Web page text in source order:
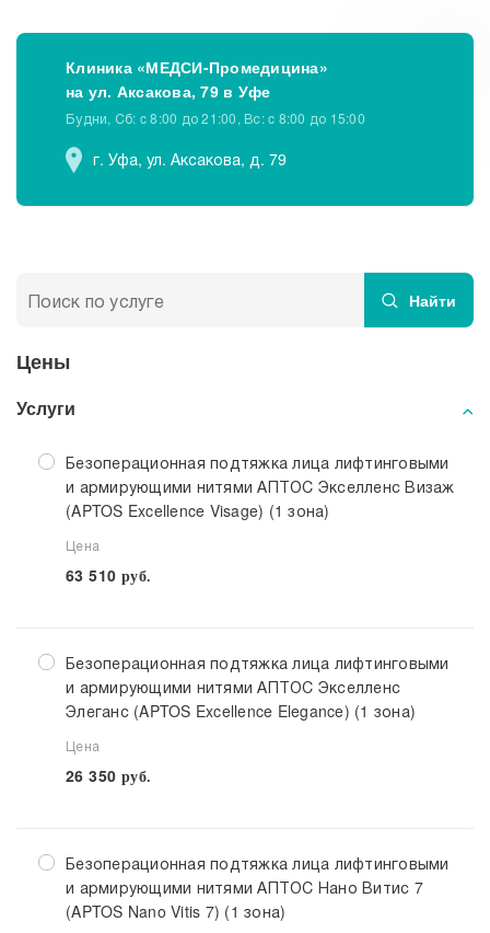
Найти
Цены
Услуги
Безоперационная подтяжка лица лифтинговыми
и армирующими нитями АПТОС Экселленс Визаж
(APTOS Excellence Visage) (1 зона)
Цена
63 510 руб.
Безоперационная подтяжка лица лифтинговыми
и армирующими нитями АПТОС Экселленс
Элеганс (APTOS Excellence Elegance) (1 зона)
Цена
26 350 руб.
Безоперационная подтяжка лица лифтинговыми
и армирующими нитями АПТОС Нано Витис 7
(APTOS Nano Vitis 7) (1 зона)
Клиника «МЕДСИ-Промедицина»
на ул. Аксакова, 79 в Уфе
Будни, Сб: c 8:00 до 21:00, Вс: c 8:00 до 15:00
г. Уфа, ул. Аксакова, д. 79